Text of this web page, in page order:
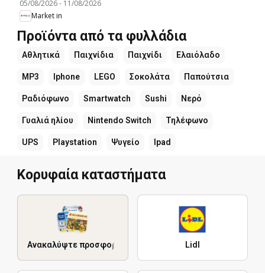
05/08/2026- 11/08/2026
Market in
Προϊόντα από τα φυλλάδια
Αθλητικά Παιχνίδια Παιχνίδι Ελαιόλαδο
MP3 Iphone LEGO Σοκολάτα Παπούτσια
Ραδιόφωνο Smartwatch Sushi Νερό
Γυαλιά ηλίου Nintendo Switch Τηλέφωνο
UPS Playstation Ψυγείο Ipad
Κορυφαία καταστήματα
Ανακαλύψτε προσφορές Lidl